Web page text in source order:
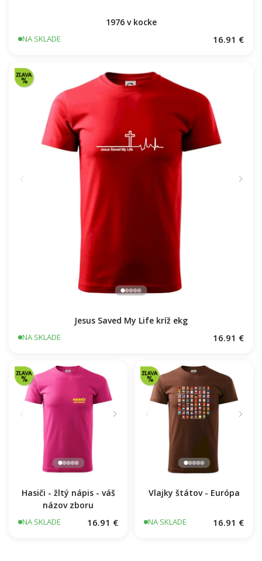
1976 v kocke
NA SKLADE 16.91 €
Jesus Saved My Life kríž ekg
NA SKLADE 16.91 €
Hasiči - žltý nápis - váš
názov zboru
NA SKLADE 16.91 €
Vlajky štátov - Európa
NA SKLADE 16.91 €